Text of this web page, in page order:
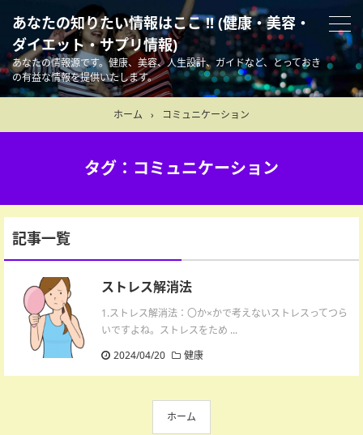
あなたの知りたい情報はここ !! (健康・美容・
ダイエット・サプリ情報)
あなたの情報源です。健康、美容、人生設計、ガイドなど、とっておき
の有益な情報を提供いたします。
ホーム › コミュニケーション
タグ：コミュニケーション
記事一覧
ストレス解消法
1.ストレス解消法：〇か×かで考えないストレスってつら
いですよね。ストレスをため ...
2024/04/20
健康
ホーム